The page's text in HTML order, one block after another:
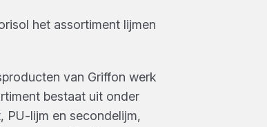
het assortiment lijmen
van Griffon werk
bestaat uit onder
PU-lijm en secondelijm,